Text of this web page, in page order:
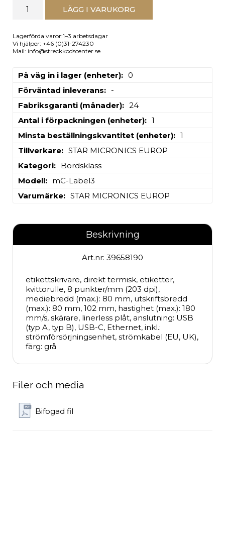
LÄGG I VARUKORG
Lagerförda varor:1–3 arbetsdagar
Vi hjälper: +46 (0)31-274230
Mail: info@streckkodscenter.se
På väg in i lager (enheter)
0
Förväntad inleverans
-
Fabriksgaranti (månader)
24
Antal i förpackningen (enheter)
1
Minsta beställningskvantitet (enheter)
1
Tillverkare
STAR MICRONICS EUROP
Kategori
Bordsklass
Modell
mC-Label3
Varumärke
STAR MICRONICS EUROP
Beskrivning
Art.nr: 39658190
etikettskrivare, direkt termisk, etiketter,
kvittorulle, 8 punkter/mm (203 dpi),
mediebredd (max.): 80 mm, utskriftsbredd
(max.): 80 mm, 102 mm, hastighet (max.): 180
mm/s, skärare, linerless plåt, anslutning: USB
(typ A, typ B), USB-C, Ethernet, inkl.:
strömförsörjningsenhet, strömkabel (EU, UK),
färg: grå
Filer och media
Bifogad fil